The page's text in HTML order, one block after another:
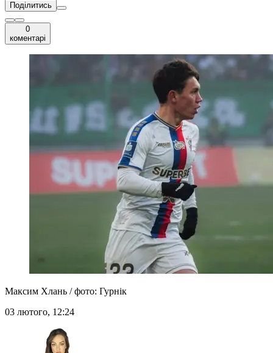
Поділитись
0
коментарі
Максим Хлань / фото: Гурнік
03 лютого, 12:24